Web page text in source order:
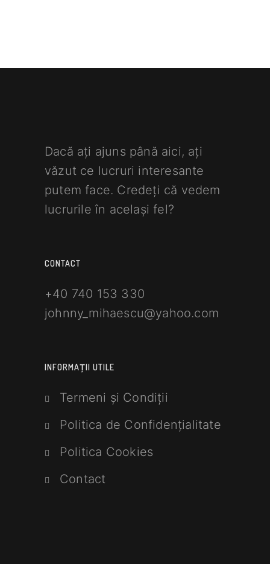
Dacă ați ajuns până aici, ați
văzut ce lucruri interesante
putem face. Credeți că vedem
lucrurile în același fel?
CONTACT
+40 740 153 330
johnny_mihaescu@yahoo.com
INFORMAȚII UTILE
Termeni și Condiții
Politica de Confidențialitate
Politica Cookies
Contact